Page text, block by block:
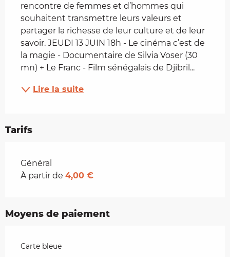
rencontre de femmes et d’hommes qui
souhaitent transmettre leurs valeurs et
partager la richesse de leur culture et de leur
savoir. JEUDI 13 JUIN 18h - Le cinéma c’est de
la magie - Documentaire de Silvia Voser (30
mn) + Le Franc - Film sénégalais de Djibril...
Lire la suite
Tarifs
Tarifs 2026
Général
À partir de 4,00 €
Moyens de paiement
Carte bleue